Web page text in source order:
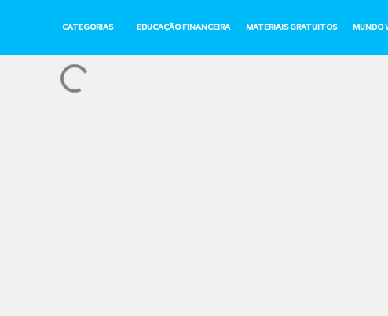
CATEGORIAS EDUCAÇÃO FINANCEIRA MATERIAIS GRATUITOS MUNDO